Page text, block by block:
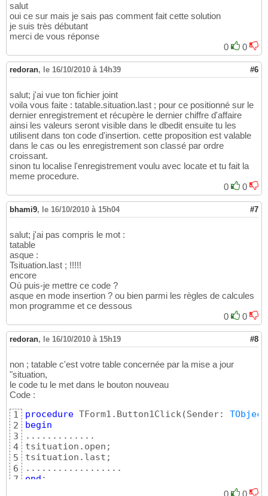
salut
oui ce sur mais je sais pas comment fait cette solution
je suis très débutant
merci de vous réponse
0
0
redoran, le 16/10/2010 à 14h39 #6
salut; j'ai vue ton fichier joint
voila vous faite : tatable.situation.last ; pour ce positionné sur le
dernier enregistrement et récupère le dernier chiffre d'affaire
ainsi les valeurs seront visible dans le dbedit ensuite tu les
utilisent dans ton code d'insertion. cette proposition est valable
dans le cas ou les enregistrement son classé par ordre
croissant.
sinon tu localise l'enregistrement voulu avec locate et tu fait la
meme procedure.
0
0
bhami9, le 16/10/2010 à 15h04 #7
salut; j'ai pas compris le mot :
tatable
asque :
Tsituation.last ; !!!!!
encore
Où puis-je mettre ce code ?
asque en mode insertion ? ou bien parmi les règles de calcules
mon programme et ce dessous
0
0
redoran, le 16/10/2010 à 15h19 #8
non ; tatable c'est votre table concernée par la mise a jour
"situation,
le code tu le met dans le bouton nouveau
Code :
1
2
3
4
5
6
7
procedure TForm1.Button1Click(Sender: TObject
begin
.............
tsituation.open;
tsituation.last;
end ;